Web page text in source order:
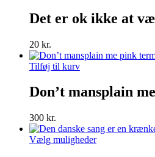
Det er ok ikke at
20 kr.
Tilføj til kurv
Don’t mansplain
300 kr.
Vælg mulighederDette